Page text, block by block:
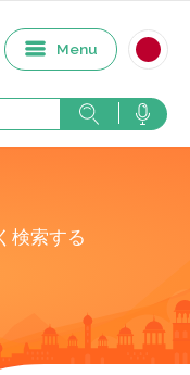
Menu
検索する